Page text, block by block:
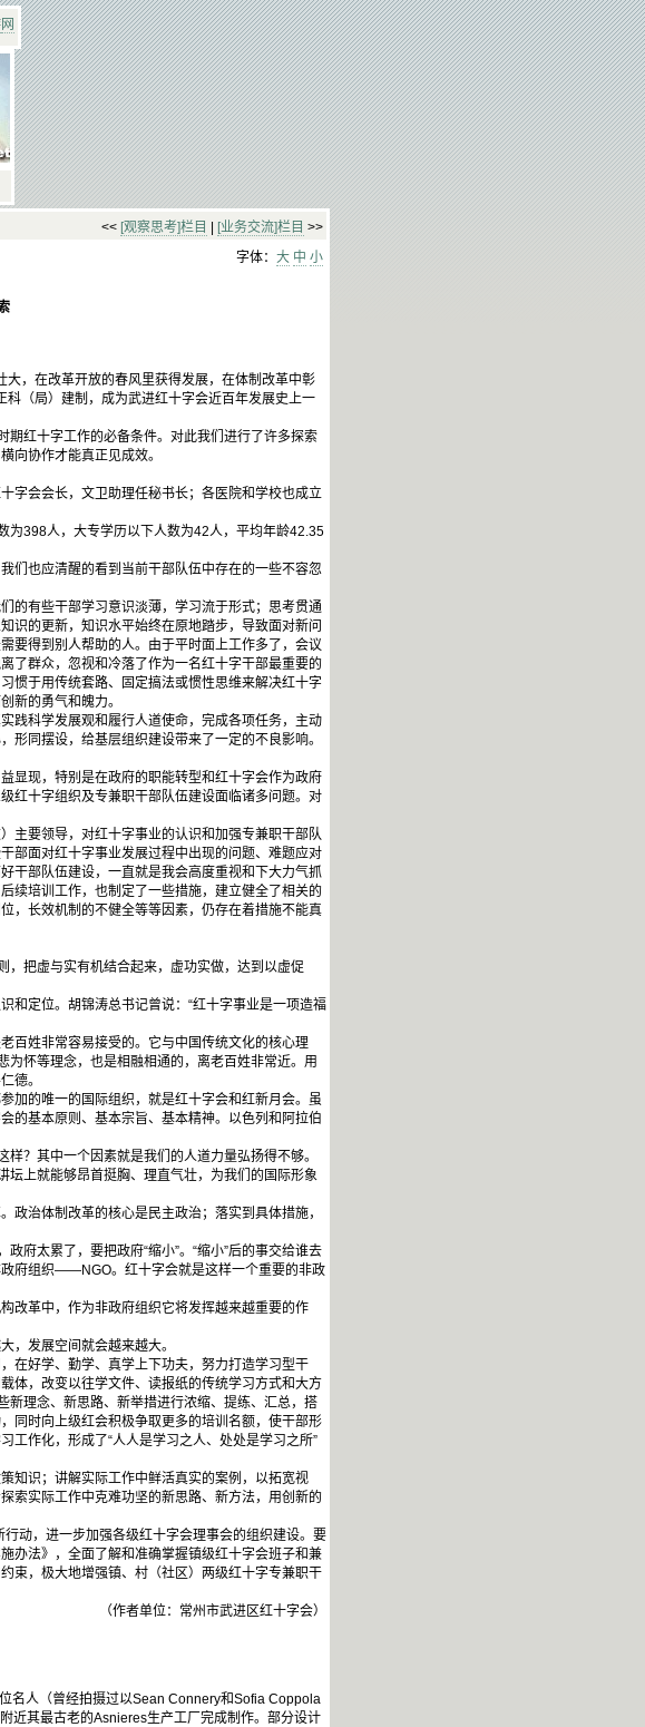
网
<< [观察思考]栏目 [业务交流]栏目 >>
字体： 大 中 小
，在改革开放的春风里获得发展，在体制改革中彰
（局）建制，成为武进红十字会近百年发展史上一
期红十字工作的必备条件。对此我们进行了许多探索
向协作才能真正见成效。
字会会长，文卫助理任秘书长；各医院和学校也成立
398人，大专学历以下人数为42人，平均年龄42.35
们也应清醒的看到当前干部队伍中存在的一些不容忽
的有些干部学习意识淡薄，学习流于形式；思考贯通
识的更新，知识水平始终在原地踏步，导致面对新问
要得到别人帮助的人。由于平时面上工作多了，会议
了群众，忽视和冷落了作为一名红十字干部最重要的
惯于用传统套路、固定搞法或惯性思维来解决红十字
新的勇气和魄力。
践科学发展观和履行人道使命，完成各项任务，主动
形同摆设，给基层组织建设带来了一定的不良影响。
显现，特别是在政府的职能转型和红十字会作为政府
红十字组织及专兼职干部队伍建设面临诸多问题。对
主要领导，对红十字事业的认识和加强专兼职干部队
部面对红十字事业发展过程中出现的问题、难题应对
干部队伍建设，一直就是我会高度重视和下大力气抓
续培训工作，也制定了一些措施，建立健全了相关的
，长效机制的不健全等等因素，仍存在着措施不能真
，把虚与实有机结合起来，虚功实做，达到以虚促
和定位。胡锦涛总书记曾说：“红十字事业是一项造福
百姓非常容易接受的。它与中国传统文化的核心理
为怀等理念，也是相融相通的，离老百姓非常近。用
德。
加的唯一的国际组织，就是红十字会和红新月会。虽
的基本原则、基本宗旨、基本精神。以色列和阿拉伯
？其中一个因素就是我们的人道力量弘扬得不够。
上就能够昂首挺胸、理直气壮，为我们的国际形象
治体制改革的核心是民主政治；落实到具体措施，
府太累了，要把政府“缩小”。“缩小”后的事交给谁去
府组织——NGO。红十字会就是这样一个重要的非政
改革中，作为非政府组织它将发挥越来越重要的作
，发展空间就会越来越大。
在好学、勤学、真学上下功夫，努力打造学习型干
体，改变以往学文件、读报纸的传统学习方式和大方
新理念、新思路、新举措进行浓缩、提练、汇总，搭
同时向上级红会积极争取更多的培训名额，使干部形
工作化，形成了“人人是学习之人、处处是学习之所”
知识；讲解实际工作中鲜活真实的案例，以拓宽视
索实际工作中克难功坚的新思路、新方法，用创新的
行动，进一步加强各级红十字会理事会的组织建设。要
办法》，全面了解和准确掌握镇级红十字会班子和兼
束，极大地增强镇、村（社区）两级红十字专兼职干
（作者单位：常州市武进区红十字会）
名人（曾经拍摄过以Sean Connery和Sofia Coppola
近其最古老的Asnieres生产工厂完成制作。部分设计